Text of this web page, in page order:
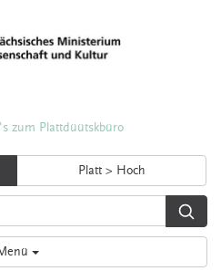
zum Plattdüütskbüro
Platt > Hoch